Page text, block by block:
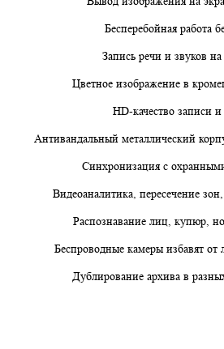
Бесперебойная работа
Запись речи и звуков на
Цветное изображение в
HD-качество записи
Антивандальный металлический
Синхронизация с
Видеоаналитика, пересечение
Распознавание лиц, купюр,
Беспроводные камеры избавят
Дублирование архива в